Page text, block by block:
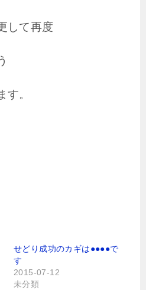
して再度
す。
せどり成功のカギは●●●●で
す
2015-07-12
未分類